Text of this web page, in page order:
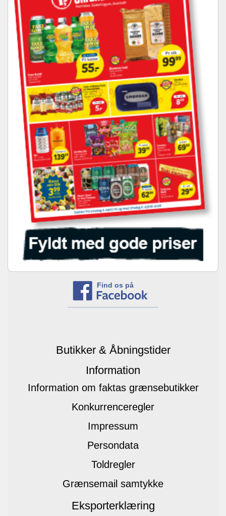
Find os på
Butikker & Åbningstider
Information
Information om faktas grænsebutikker
Konkurrenceregler
Impressum
Persondata
Toldregler
Grænsemail samtykke
Eksporterklæring